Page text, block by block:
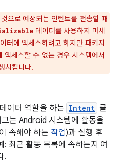
으로 예상되는 인텐트를 전송할 때
데이터를 사용하지 마세
터에 액세스하려고 하지만 패키지
액세스할 수 없는 경우 시스템에서
시킵니다.
이터 역할을 하는 Intent 클
는 Android 시스템에 활동을
속해야 하는 작업)과 실행 후
: 최근 활동 목록에 속하는지 여
.